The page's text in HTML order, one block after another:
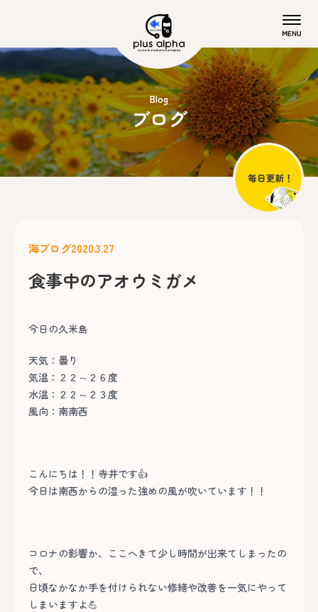
Blog
ブログ
海ブログ2020.3.27
食事中のアオウミガメ
今日の久米島
天気：曇り
気温：２２～２６度
水温：２２～２３度
風向：南南西
こんにちは！！寺井です👍
今日は南西からの湿った強めの風が吹いています！！
コロナの影響か、ここへきて少し時間が出来てしまったの
で、
日頃なかなか手を付けられない修繕や改善を一気にやって
しまいますよ💪